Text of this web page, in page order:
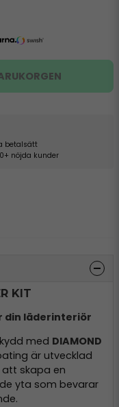
betalsätt
nöjda kunder
KIT
din läderinteriör
med DIAMOND
är utvecklad
skapa en
yta som bevarar